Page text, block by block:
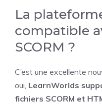
La
compatible
SCORM ?
C’est une excellente
oui, LearnWorlds
fichiers SCORM et